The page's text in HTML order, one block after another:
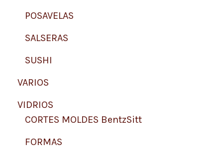
POSAVELAS
SALSERAS
SUSHI
VARIOS
VIDRIOS
CORTES MOLDES BentzSitt
FORMAS